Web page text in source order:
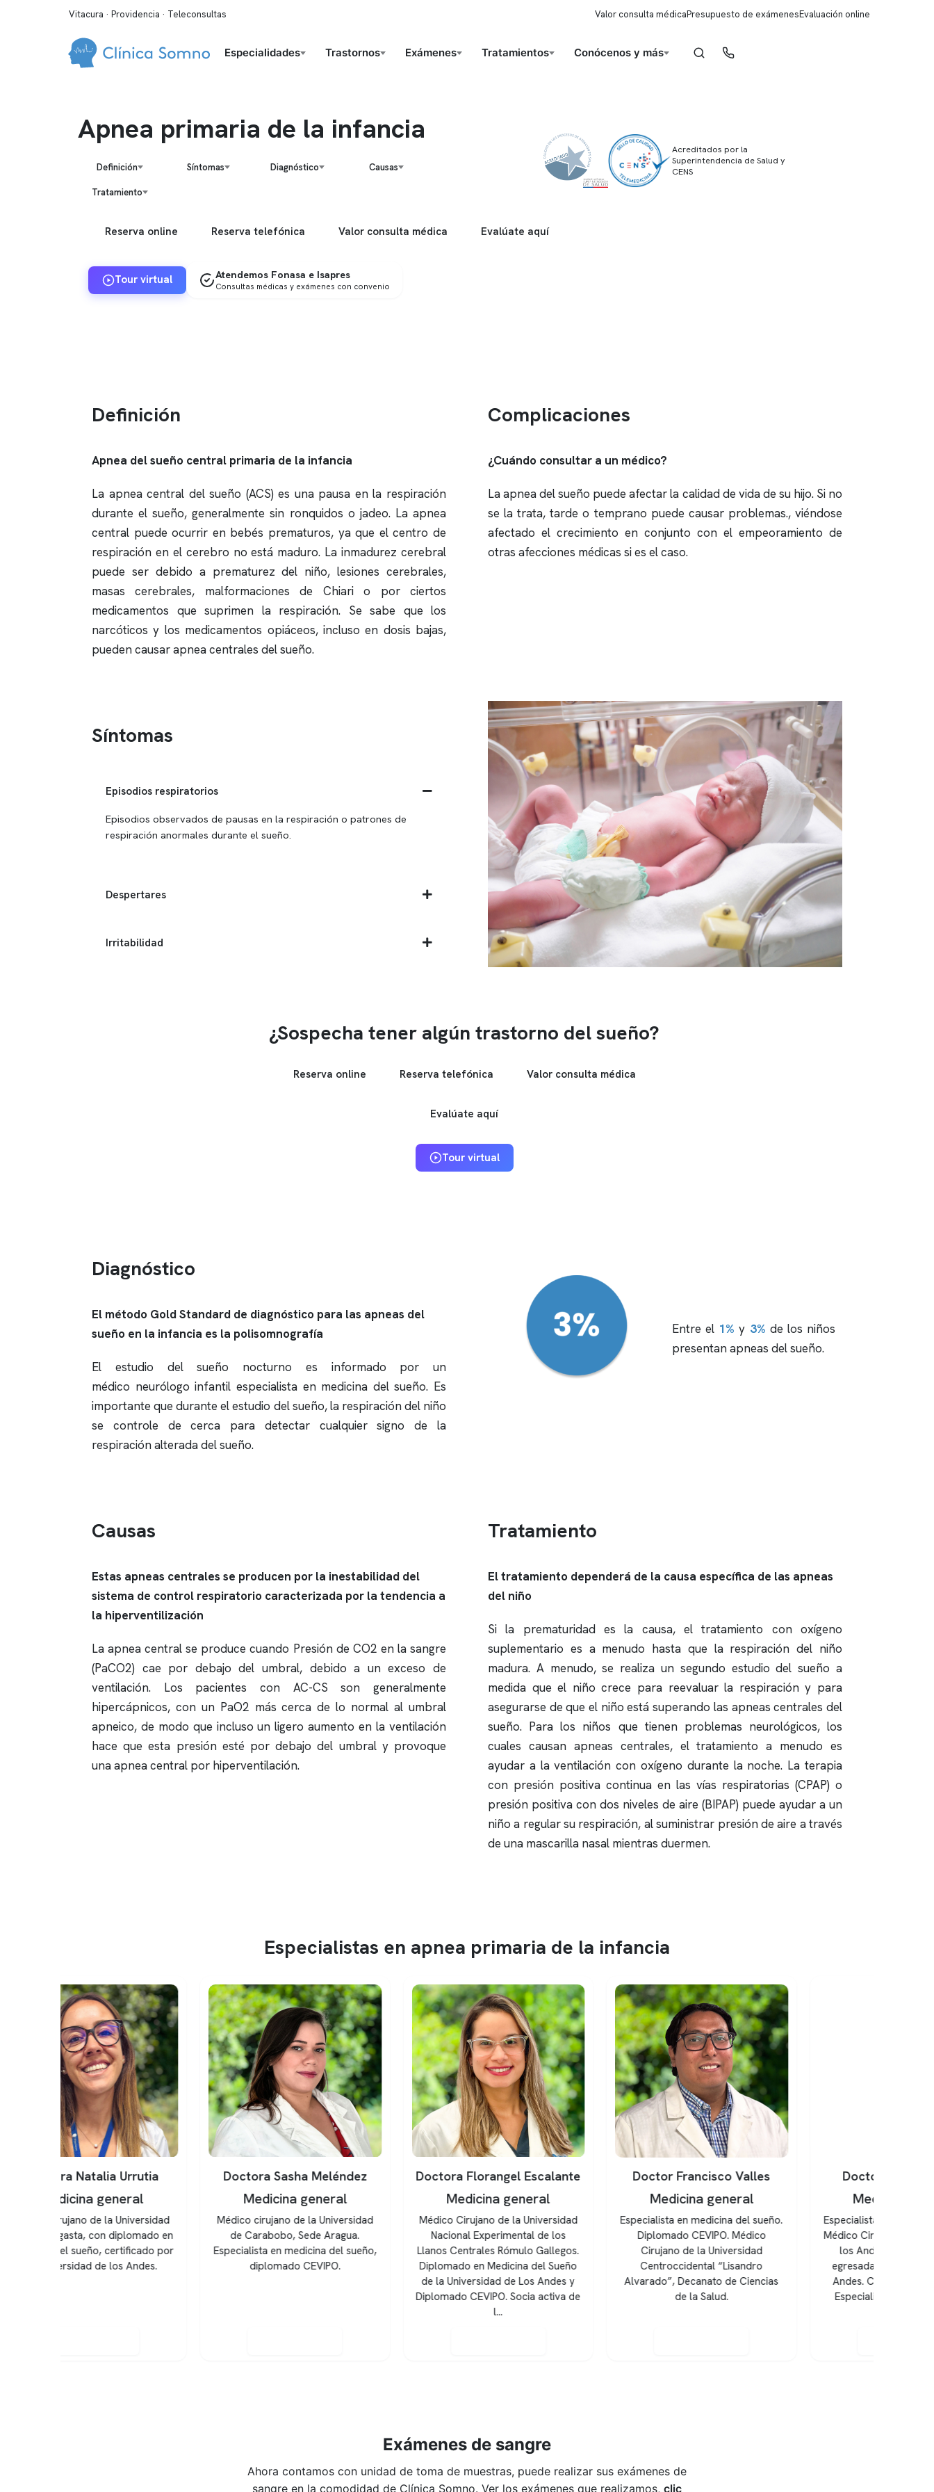
Vitacura · Providencia · Teleconsultas Valor consulta médicaPresupuesto de exámenesEvaluación online
Especialidades Trastornos Exámenes Tratamientos Conócenos y más
Apnea primaria de la infancia
Definición Síntomas Diagnóstico Causas
Tratamiento
Acreditados por la
Superintendencia de Salud y
CENS
Reserva online Reserva telefónica Valor consulta médica Evalúate aquí
Tour virtual Atendemos Fonasa e Isapres
Consultas médicas y exámenes con convenio
Definición
Apnea del sueño central primaria de la infancia
La apneacentral del sueño (ACS) es una pausa en la respiración
durante el sueño, generalmente sin ronquidos o jadeo. Laapnea
central puede ocurrir en bebés prematuros, ya que el centro de
respiración en el cerebro no está maduro. La inmadurez cerebral
puede ser debido a prematurez del niño, lesiones cerebrales,
masas cerebrales, malformaciones de Chiari o por ciertos
medicamentos que suprimen la respiración. Se sabe que los
narcóticos y los medicamentos opiáceos, incluso en dosis bajas,
pueden causarapneacentrales del sueño.
Complicaciones
¿Cuándo consultar a un médico?
Laapnea del sueño puede afectar la calidad de vida de su hijo. Si no
se la trata, tarde o temprano puede causar problemas., viéndose
afectado el crecimiento en conjunto con el empeoramiento de
otras afecciones médicas si es el caso.
Síntomas
Episodios respiratorios
Episodios observados de pausas en la respiración o patrones de
respiración anormales durante el sueño.
Despertares
Irritabilidad
¿Sospecha tener algún trastorno del sueño?
Reserva online Reserva telefónica Valor consulta médica
Evalúate aquí
Tour virtual
Diagnóstico
El método Gold Standard de diagnóstico para las apneas del
sueño en la infancia es la polisomnografía
El estudio del sueño nocturno es informado por un
médico neurólogo infantil especialista en medicina del sueño. Es
importante que durante elestudio del sueño, la respiración del niño
se controle de cerca para detectar cualquier signo de la
respiración alterada del sueño.
Entre el 1% y 3% de los niños
presentanapneas del sueño.
Causas
Estas apneas centrales se producen por la inestabilidad del
sistema de control respiratorio caracterizada por la tendencia a
la hiperventilización
Laapnea central se produce cuando Presión de CO2 en la sangre
(PaCO2) cae por debajo del umbral, debido a un exceso de
ventilación. Los pacientes con AC-CS son generalmente
hipercápnicos, con un PaO2 más cerca de lo normal al umbral
apneico, de modo que incluso un ligero aumento en la ventilación
hace que esta presión esté por debajo del umbral y provoque
unaapneacentral por hiperventilación.
Tratamiento
El tratamiento dependerá de la causa específica de las apneas
del niño
Si la prematuridad es la causa, el tratamiento con oxígeno
suplementario es a menudo hasta que la respiración del niño
madura. A menudo, se realiza un segundo estudio del sueño a
medida que el niño crece para reevaluar la respiración y para
asegurarse de que el niño está superando las apneas centrales del
sueño. Para los niños que tienen problemas neurológicos, los
cuales causan apneas centrales, el tratamiento a menudo es
ayudar a la ventilación con oxígeno durante la noche. La terapia
con presión positiva continua en las vías respiratorias (CPAP) o
presión positiva con dos niveles de aire (BIPAP) puede ayudar a un
niño a regular su respiración, al suministrar presión de aire a través
de una mascarilla nasal mientras duermen.
Especialistas en apnea primaria de la infancia
Doctora Sasha Meléndez
Medicina general
Médico cirujano de la Universidad
de Carabobo, Sede Aragua.
Especialista en medicina del sueño,
diplomado CEVIPO.
Doctora Florangel Escalante
Medicina general
Médico Cirujano de la Universidad
Nacional Experimental de los
Llanos Centrales Rómulo Gallegos.
Diplomado en Medicina del Sueño
de la Universidad de Los Andes y
Diplomado CEVIPO. Socia activa de
Doctor Francisco Valles
Medicina general
Especialista en medicina del sueño.
Diplomado CEVIPO. Médico
Cirujano de la Universidad
Centroccidental “Lisandro
Alvarado”, Decanato de Ciencias
de la Salud.
Doctor Maury Bracho
Medicina general
Especialista en medicina del sueño.
Médico Cirujano de Universidad de
los Andes. Broncopulmonar
egresada de Universidad de los
Andes. Certificación de Médico
Especialista en Enfermedades
Exámenes de sangre
Ahora contamos con unidad de toma de muestras, puede realizar sus exámenes de
sangre en la comodidad de Clínica Somno. Ver los exámenes que realizamos, clic